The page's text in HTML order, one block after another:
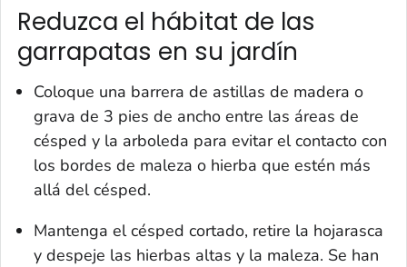
Reduzca el hábitat de las
garrapatas en su jardín
Coloque una barrera de astillas de madera o
grava de 3 pies de ancho entre las áreas de
césped y la arboleda para evitar el contacto con
los bordes de maleza o hierba que estén más
allá del césped.
Mantenga el césped cortado, retire la hojarasca
y despeje las hierbas altas y la maleza. Se han